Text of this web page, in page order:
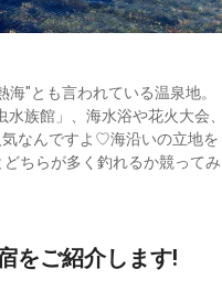
"とも言われている温泉地。
族館」、海水浴や花火大会、
なんですよ♡海沿いの立地を
ちらが多く釣れるか競ってみ
をご紹介します!